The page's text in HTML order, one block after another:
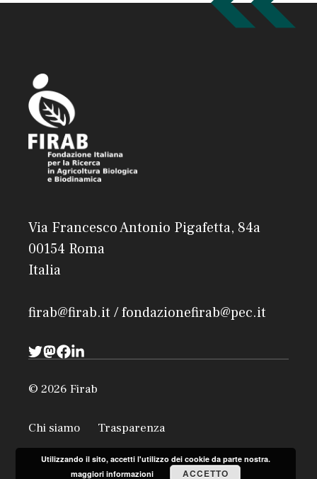
Via Francesco Antonio Pigafetta, 84a
00154 Roma
Italia
firab@firab.it / fondazionefirab@pec.it
© 2026 Firab
Chi siamo Trasparenza
Utilizzando il sito, accetti l'utilizzo dei cookie da parte nostra.
maggiori informazioni
ACCETTO